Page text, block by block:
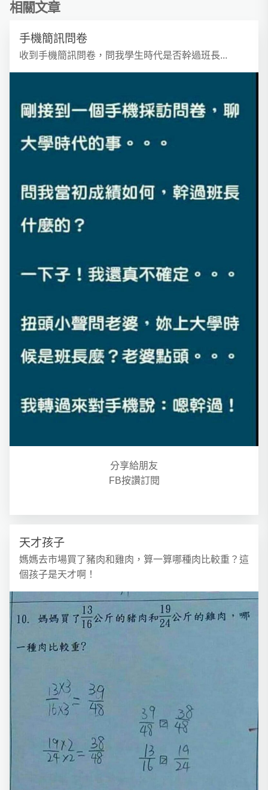
相關文章
手機簡訊問卷
收到手機簡訊問卷，問我學生時代是否幹過班長...
分享給朋友
FB按讚訂閱
天才孩子
媽媽去市場買了豬肉和雞肉，算一算哪種肉比較重？這
個孩子是天才啊！